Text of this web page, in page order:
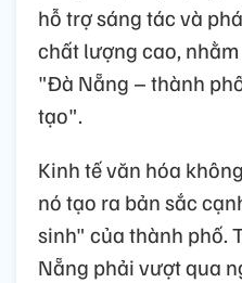
hỗ trợ sáng tác và
chất lượng cao,
"Đà Nẵng – thành
tạo".
Kinh tế văn hóa
nó tạo ra bản sắc
sinh" của thành phố.
Nẵng phải vượt qua